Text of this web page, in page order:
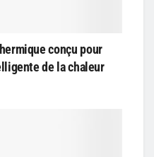
conçu pour
de la chaleur